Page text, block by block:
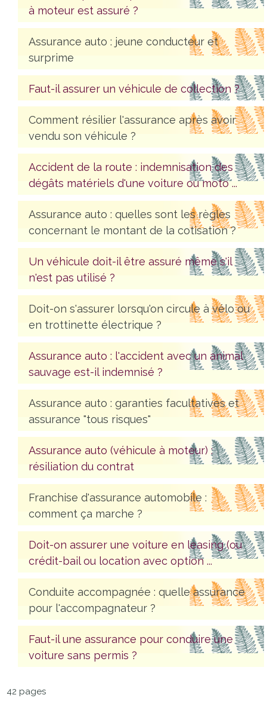
à moteur est assuré ?
Assurance auto : jeune conducteur et
surprime
Faut-il assurer un véhicule de collection ?
Comment résilier l'assurance après avoir
vendu son véhicule ?
Accident de la route : indemnisation des
dégâts matériels d'une voiture ou moto ...
Assurance auto : quelles sont les règles
concernant le montant de la cotisation ?
Un véhicule doit-il être assuré même s'il
n'est pas utilisé ?
Doit-on s'assurer lorsqu'on circule à vélo ou
en trottinette électrique ?
Assurance auto : l'accident avec un animal
sauvage est-il indemnisé ?
Assurance auto : garanties facultatives et
assurance "tous risques"
Assurance auto (véhicule à moteur) :
résiliation du contrat
Franchise d'assurance automobile :
comment ça marche ?
Doit-on assurer une voiture en leasing (ou
crédit-bail ou location avec option ...
Conduite accompagnée : quelle assurance
pour l'accompagnateur ?
Faut-il une assurance pour conduire une
voiture sans permis ?
42 pages